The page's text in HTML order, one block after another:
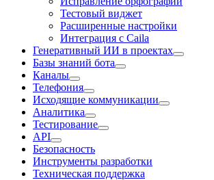
Тестовый виджет
Расширенные настройки
Интеграция с Caila
Генеративный ИИ в проектах
Базы знаний бота
Каналы
Телефония
Исходящие коммуникации
Аналитика
Тестирование
API
Безопасность
Инструменты разработки
Техническая поддержка